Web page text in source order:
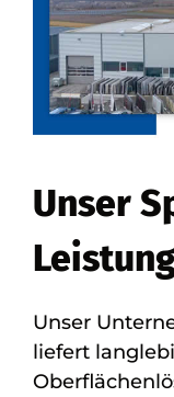
Unser
Unser
liefert